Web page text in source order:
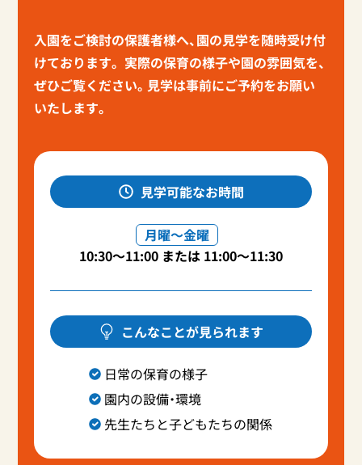
入園をご検討の保護者様へ、園の見学を随時受け付
けております。 実際の保育の様子や園の雰囲気を、
ぜひご覧ください。見学は事前にご予約をお願い
いたします。
見学可能なお時間
月曜～金曜
10:30～11:00 または 11:00～11:30
こんなことが見られます
日常の保育の様子
園内の設備・環境
先生たちと子どもたちの関係